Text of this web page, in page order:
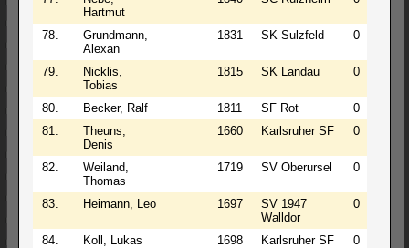
Hartmut
78.
Grundmann,
Alexan
1831 SK Sulzfeld 0
79.
Nicklis,
Tobias
1815 SK Landau 0
80. Becker, Ralf 1811 SF Rot 0
81.
Theuns,
Denis
1660 Karlsruher SF 0
82.
Weiland,
Thomas
1719 SV Oberursel 0
83. Heimann, Leo 1697
SV 1947
Walldor
0
84. Koll, Lukas 1698 Karlsruher SF 0